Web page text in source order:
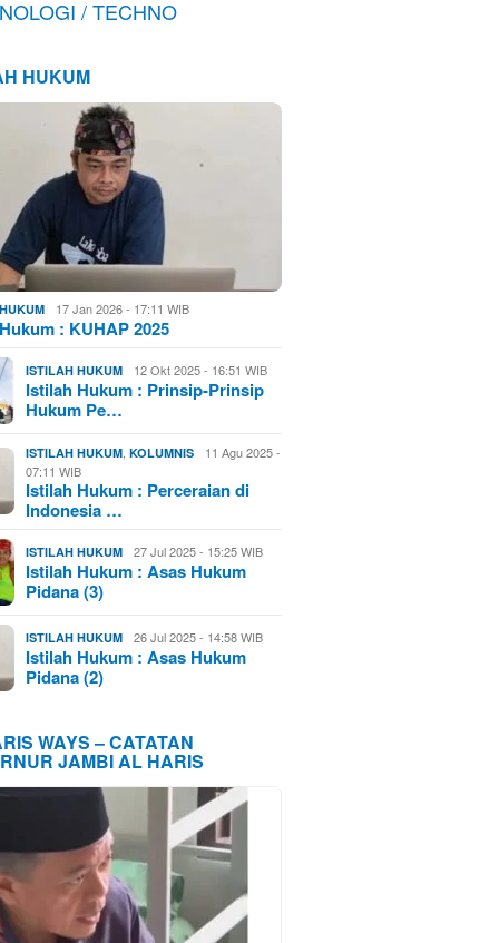
/ TECHNO
HUKUM
17 Jan 2026 - 17:11 WIB
: KUHAP 2025
ISTILAH HUKUM 12 Okt 2025 - 16:51 WIB
Istilah Hukum : Prinsip-Prinsip
Hukum Pe…
ISTILAH HUKUM ,KOLUMNIS
11 Agu 2025 -
07:11 WIB
Istilah Hukum : Perceraian di
Indonesia …
ISTILAH HUKUM 27 Jul 2025 - 15:25 WIB
Istilah Hukum : Asas Hukum
Pidana (3)
ISTILAH HUKUM 26 Jul 2025 - 14:58 WIB
Istilah Hukum : Asas Hukum
Pidana (2)
WAYS – CATATAN
JAMBI AL HARIS